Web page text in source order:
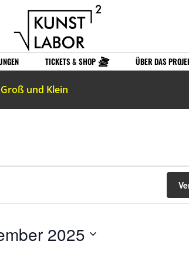
TICKETS & SHOP ÜBER DAS
und Klein
2025